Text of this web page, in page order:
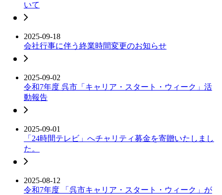
いて
2025-09-18
会社行事に伴う終業時間変更のお知らせ
2025-09-02
令和7年度 呉市「キャリア・スタート・ウィーク」活
動報告
2025-09-01
「24時間テレビ」へチャリティ募金を寄贈いたしまし
た。
2025-08-12
令和7年度 「呉市キャリア・スタート・ウィーク」が